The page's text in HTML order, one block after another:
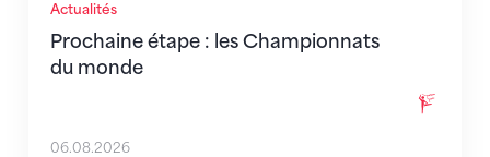
Actualités
Prochaine étape : les Championnats
du monde
06.08.2026